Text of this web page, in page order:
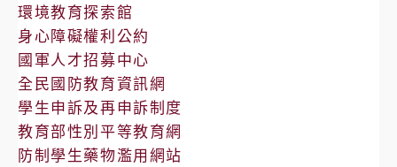
環境教育探索館
身心障礙權利公約
國軍人才招募中心
全民國防教育資訊網
學生申訴及再申訴制度
教育部性別平等教育網
防制學生藥物濫用網站